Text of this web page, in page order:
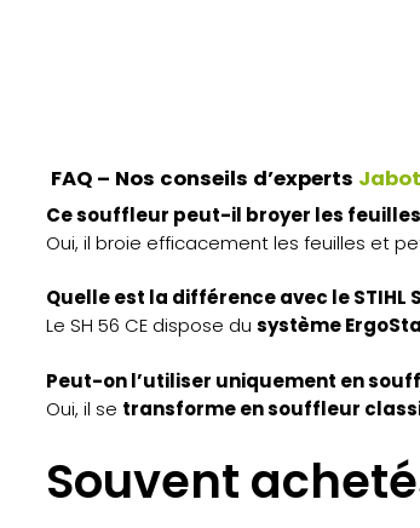
FAQ – Nos conseils d’experts Jabot
Ce souffleur peut-il broyer les
Oui, il broie efficacement les feuilles et
Quelle est la différence avec le STIHL
Le SH 56 CE dispose du système
Peut-on l’utiliser uniquement en
Oui, il se transforme en souffleur
Souvent